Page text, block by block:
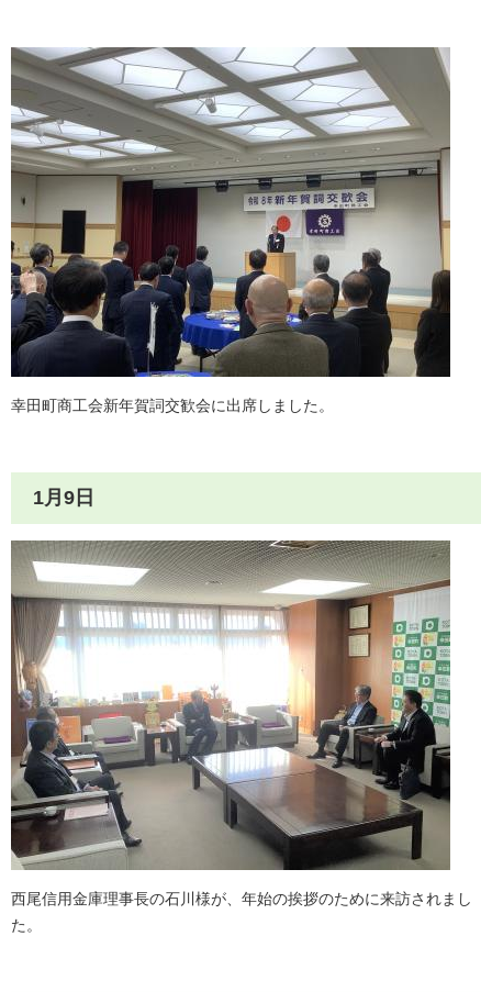
幸田町商工会新年賀詞交歓会に出席しました。
1月9日
西尾信用金庫理事長の石川様が、年始の挨拶のために来訪されまし
た。